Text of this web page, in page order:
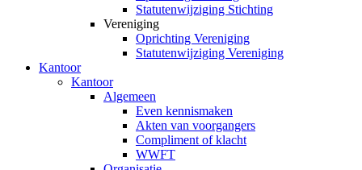
Statutenwijziging Stichting
Vereniging
Oprichting Vereniging
Statutenwijziging Vereniging
Kantoor
Kantoor
Algemeen
Even kennismaken
Akten van voorgangers
Compliment of klacht
WWFT